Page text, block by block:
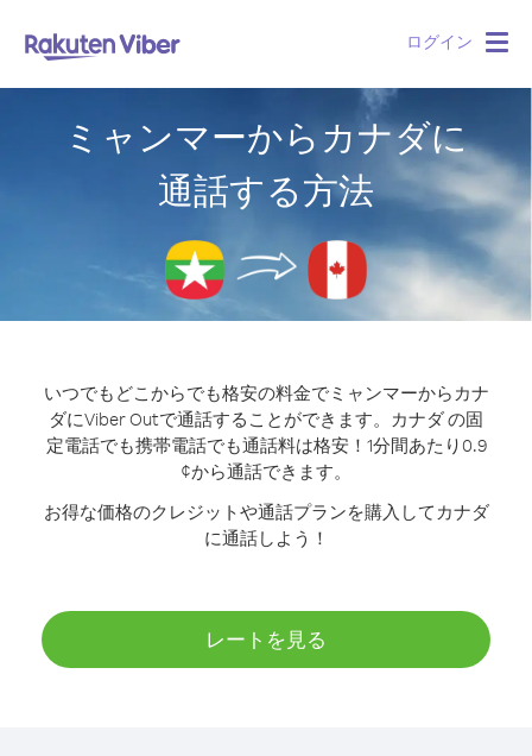
ログイン
ミャンマーからカナダに
通話する方法
いつでもどこからでも格安の料金でミャンマーからカナ
ダにViber Outで通話することができます。
カナダ の固
定電話でも携帯電話でも通話料は格安！1分間あたり0.9
¢から通話できます。
お得な価格のクレジットや通話プランを購入してカナダ
に通話しよう！
レートを見る